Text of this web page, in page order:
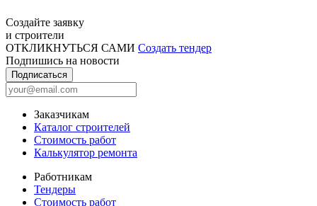
Создайте заявку
и строители
ОТКЛИКНУТЬСЯ САМИ Создать тендер
Подпишись на новости
Подписаться
Заказчикам
Каталог строителей
Стоимость работ
Калькулятор ремонта
Работникам
Тендеры
Стоимость работ